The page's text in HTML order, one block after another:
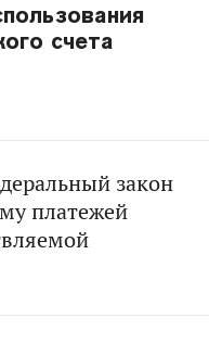
счета
закон
платежей